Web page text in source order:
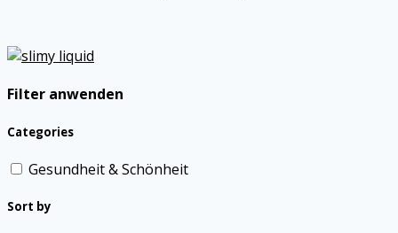
Filter anwenden
Categories
Gesundheit & Schönheit
Sort by